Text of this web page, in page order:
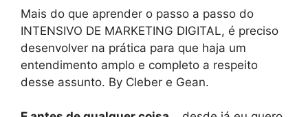
Mais do que aprender o passo a passo do
INTENSIVO DE MARKETING DIGITAL, é preciso
desenvolver na prática para que haja um
entendimento amplo e completo a respeito
desse assunto. By Cleber e Gean.